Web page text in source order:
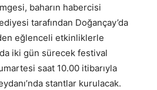
baharın habercisi
tarafından Doğançay’da
eğlenceli etkinliklerle
iki gün sürecek festival
saat 10.00 itibarıyla
stantlar kurulacak.